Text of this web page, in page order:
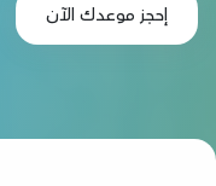
إحجز موعدك الآن